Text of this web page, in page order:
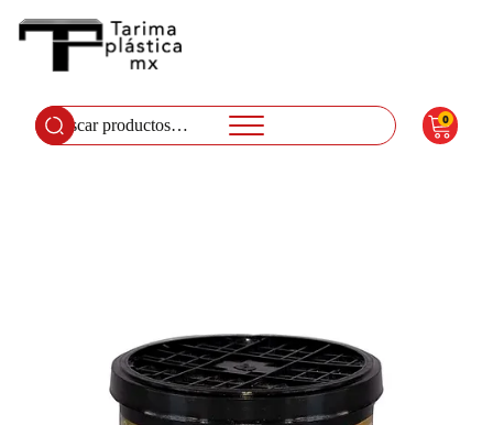
Buscar
por:
0